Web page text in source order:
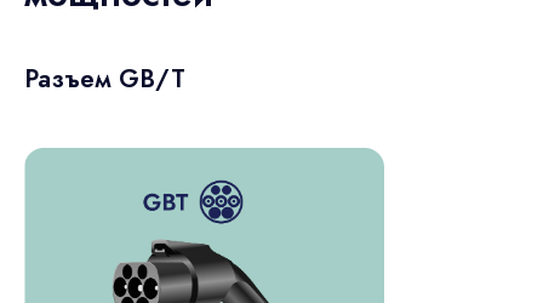
Разъем GB/T